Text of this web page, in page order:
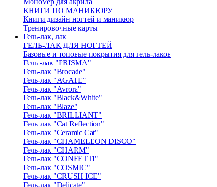
Мономер для акрила
КНИГИ ПО МАНИКЮРУ
Книги дизайн ногтей и маникюр
Тренировочные карты
Гель-лак, лак
ГЕЛЬ-ЛАК ДЛЯ НОГТЕЙ
Базовые и топовые покрытия для гель-лаков
Гель -лак "PRISMA"
Гель-лак "Brocade"
Гель-лак "AGATE"
Гель-лак "Avrora"
Гель-лак "Black&White"
Гель-лак "Blaze"
Гель-лак "BRILLIANT"
Гель-лак "Cat Reflection"
Гель-лак "Ceramic Cat"
Гель-лак "CHAMELEON DISCO"
Гель-лак "CHARM"
Гель-лак "CONFETTI"
Гель-лак "COSMIC"
Гель-лак "CRUSH ICE"
Гель-лак "Delicate"